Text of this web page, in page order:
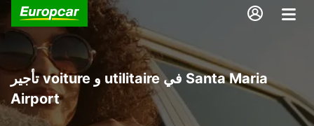
تأجير voiture و utilitaire في Santa Maria
Airport